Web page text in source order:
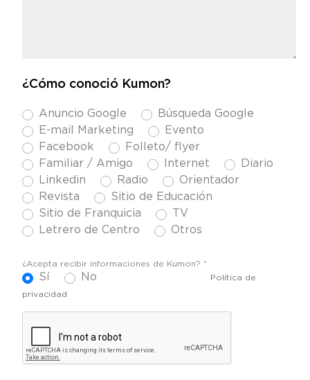
¿Cómo conoció Kumon?
Anuncio Google
Búsqueda Google
E-mail Marketing
Evento
Facebook
Folleto/ flyer
Familiar / Amigo
Internet
Diario
Linkedin
Radio
Orientador
Revista
Sitio de Educación
Sitio de Franquicia
TV
Letrero de Centro
Otros
¿Acepta recibir informaciones de Kumon? *
Sí No
Política de
privacidad